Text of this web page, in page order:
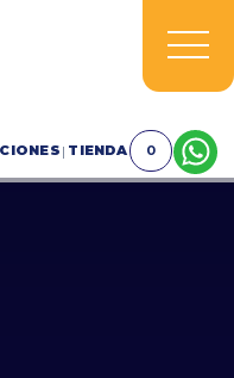
| TIENDA 0